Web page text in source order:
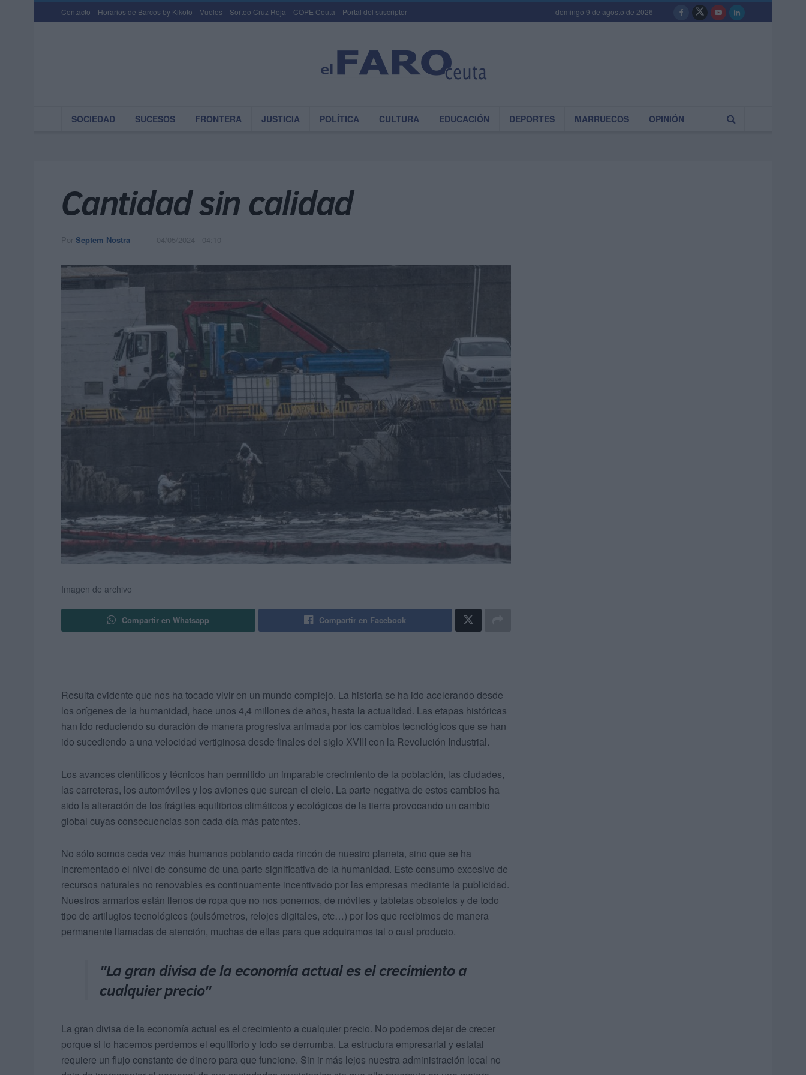
Contacto Horarios de Barcos by Kikoto Vuelos Sorteo Cruz Roja COPE Ceuta Portal del suscriptor domingo 9 de agosto de 2026
SOCIEDAD SUCESOS FRONTERA JUSTICIA POLÍTICA CULTURA EDUCACIÓN DEPORTES MARRUECOS OPINIÓN
Cantidad sin calidad
Por Septem Nostra 04/05/2024 - 04:10
Imagen de archivo
Compartir en Whatsapp Compartir en Facebook
Resulta evidente que nos ha tocado vivir en un mundo complejo. La historia se ha ido acelerando desde
los orígenes de la humanidad, hace unos 4,4 millones de años, hasta la actualidad. Las etapas históricas
han ido reduciendo su duración de manera progresiva animada por los cambios tecnológicos que se han
ido sucediendo a una velocidad vertiginosa desde finales del siglo XVIII con la Revolución Industrial.
Los avances científicos y técnicos han permitido un imparable crecimiento de la población, las ciudades,
las carreteras, los automóviles y los aviones que surcan el cielo. La parte negativa de estos cambios ha
sido la alteración de los frágiles equilibrios climáticos y ecológicos de la tierra provocando un cambio
global cuyas consecuencias son cada día más patentes.
No sólo somos cada vez más humanos poblando cada rincón de nuestro planeta, sino que se ha
incrementado el nivel de consumo de una parte significativa de la humanidad. Este consumo excesivo de
recursos naturales no renovables es continuamente incentivado por las empresas mediante la publicidad.
Nuestros armarios están llenos de ropa que no nos ponemos, de móviles y tabletas obsoletos y de todo
tipo de artilugios tecnológicos (pulsómetros, relojes digitales, etc…) por los que recibimos de manera
permanente llamadas de atención, muchas de ellas para que adquiramos tal o cual producto.
"La gran divisa de la economía actual es el crecimiento a
cualquier precio"
La gran divisa de la economía actual es el crecimiento a cualquier precio. No podemos dejar de crecer
porque si lo hacemos perdemos el equilibrio y todo se derrumba. La estructura empresarial y estatal
requiere un flujo constante de dinero para que funcione. Sin ir más lejos nuestra administración local no